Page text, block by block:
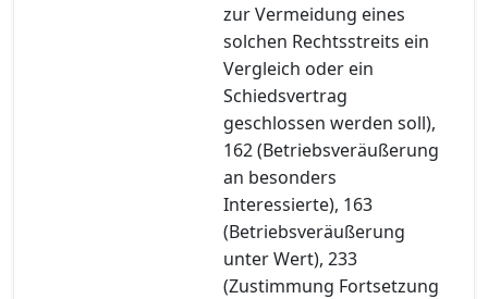
zur Vermeidung eines
solchen Rechtsstreits ein
Vergleich oder ein
Schiedsvertrag
geschlossen werden soll),
162 (Betriebsveräußerung
an besonders
Interessierte), 163
(Betriebsveräußerung
unter Wert), 233
(Zustimmung Fortsetzung